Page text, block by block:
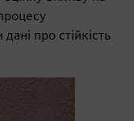
про стійкість